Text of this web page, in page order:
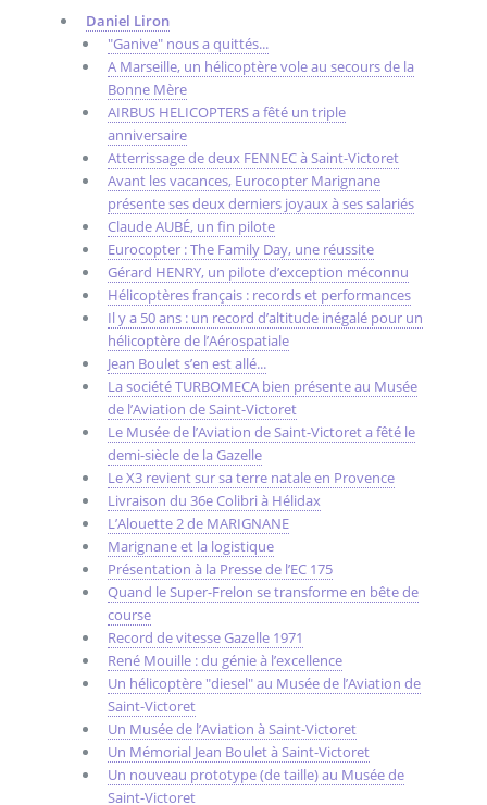
Daniel Liron
"Ganive" nous a quittés...
A Marseille, un hélicoptère vole au secours de la
Bonne Mère
AIRBUS HELICOPTERS a fêté un triple
anniversaire
Atterrissage de deux FENNEC à Saint-Victoret
Avant les vacances, Eurocopter Marignane
présente ses deux derniers joyaux à ses salariés
Claude AUBÉ, un fin pilote
Eurocopter : The Family Day, une réussite
Gérard HENRY, un pilote d’exception méconnu
Hélicoptères français : records et performances
Il y a 50 ans : un record d’altitude inégalé pour un
hélicoptère de l’Aérospatiale
Jean Boulet s’en est allé...
La société TURBOMECA bien présente au Musée
de l’Aviation de Saint-Victoret
Le Musée de l’Aviation de Saint-Victoret a fêté le
demi-siècle de la Gazelle
Le X3 revient sur sa terre natale en Provence
Livraison du 36e Colibri à Hélidax
L’Alouette 2 de MARIGNANE
Marignane et la logistique
Présentation à la Presse de l’EC 175
Quand le Super-Frelon se transforme en bête de
course
Record de vitesse Gazelle 1971
René Mouille : du génie à l’excellence
Un hélicoptère "diesel" au Musée de l’Aviation de
Saint-Victoret
Un Musée de l’Aviation à Saint-Victoret
Un Mémorial Jean Boulet à Saint-Victoret
Un nouveau prototype (de taille) au Musée de
Saint-Victoret